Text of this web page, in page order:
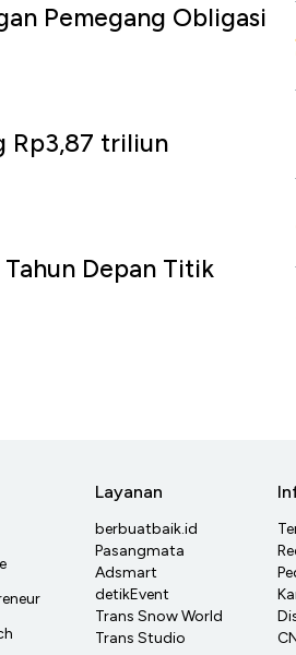
Pemegang Obligasi
Rp3,87 triliun
Depan Titik
Layanan
berbuatbaik.id
Pasangmata
Adsmart
detikEvent
Trans Snow World
Trans Studio